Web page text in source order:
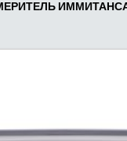
ИММИТАНСА